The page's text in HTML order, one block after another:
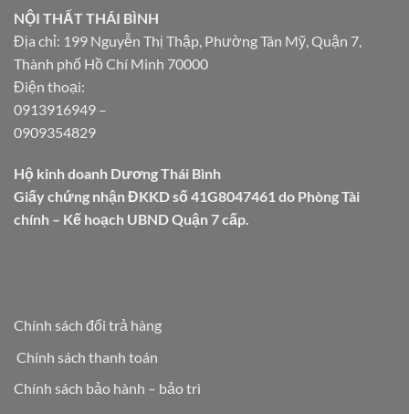
NỘI THẤT THÁI BÌNH
Địa chỉ: 199 Nguyễn Thị Thập, Phường Tân Mỹ, Quận 7,
Thành phố Hồ Chí Minh 70000
Điện thoại:
0913916949 –
0909354829
Hộ kinh doanh Dương Thái Bình
Giấy chứng nhận ĐKKD số 41G8047461 do Phòng Tài
chính – Kế hoạch UBND Quận 7 cấp.
Chính sách đổi trả hàng
Chính sách thanh toán
Chính sách bảo hành – bảo trì